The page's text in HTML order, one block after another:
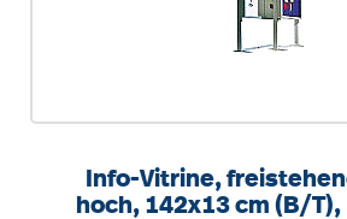
Info-Vitrine,
hoch, 142x13 cm (B/